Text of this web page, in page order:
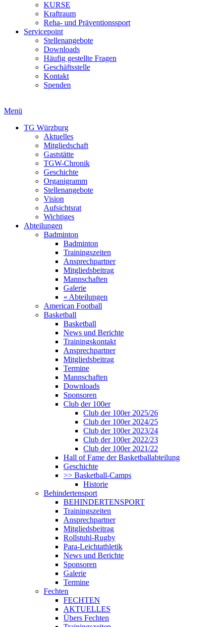
KURSE
Kraftraum
Reha- und Präventionssport
Servicepoint
Stellenangebote
Downloads
Häufig gestellte Fragen
Geschäftsstelle
Kontakt
Spenden
Menü
TG Würzburg
Aktuelles
Mitgliedschaft
Gaststätte
TGW-Chronik
Geschichte
Organigramm
Stellenangebote
Vision
Aufsichtsrat
Wichtiges
Abteilungen
Badminton
Badminton
Trainingszeiten
Ansprechpartner
Mitgliedsbeitrag
Mannschaften
Galerie
« Abteilungen
American Football
Basketball
Basketball
News und Berichte
Trainingskontakt
Ansprechpartner
Mitgliedsbeitrag
Termine
Mannschaften
Downloads
Sponsoren
Club der 100er
Club der 100er 2025/26
Club der 100er 2024/25
Club der 100er 2023/24
Club der 100er 2022/23
Club der 100er 2021/22
Hall of Fame der Basketballabteilung
Geschichte
>> Basketball-Camps
Historie
Behindertensport
BEHINDERTENSPORT
Trainingszeiten
Ansprechpartner
Mitgliedsbeitrag
Rollstuhl-Rugby
Para-Leichtathletik
News und Berichte
Sponsoren
Galerie
Termine
Fechten
FECHTEN
AKTUELLES
Übers Fechten